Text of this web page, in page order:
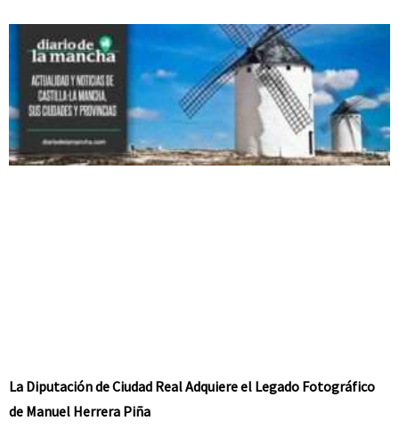
La Diputación de Ciudad Real Adquiere el Legado Fotográfico
de Manuel Herrera Piña